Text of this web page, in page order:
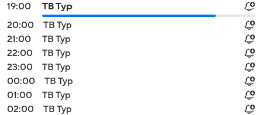
19:00
ТВ Тур
20:00
ТВ Тур
21:00
ТВ Тур
22:00
ТВ Тур
23:00
ТВ Тур
00:00
ТВ Тур
01:00
ТВ Тур
02:00
ТВ Тур